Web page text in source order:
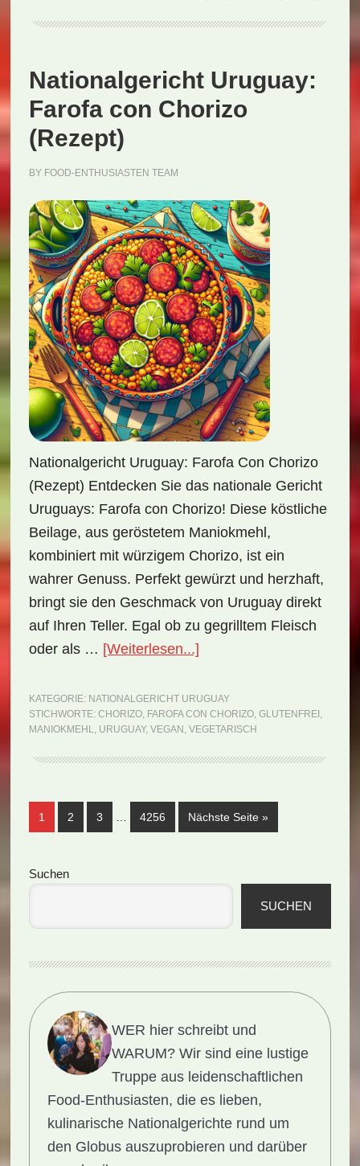
Nationalgericht Uruguay:
Farofa con Chorizo
(Rezept)
BY FOOD-ENTHUSIASTEN TEAM
Nationalgericht Uruguay: Farofa Con Chorizo
(Rezept) Entdecken Sie das nationale Gericht
Uruguays: Farofa con Chorizo! Diese köstliche
Beilage, aus geröstetem Maniokmehl,
kombiniert mit würzigem Chorizo, ist ein
wahrer Genuss. Perfekt gewürzt und herzhaft,
bringt sie den Geschmack von Uruguay direkt
auf Ihren Teller. Egal ob zu gegrilltem Fleisch
oder als … [Weiterlesen...]ÜberNationalgericht
Farofa
con
(Rezept)
KATEGORIE: NATIONALGERICHT URUGUAY
STICHWORTE: CHORIZO, FAROFA CON CHORIZO, GLUTENFREI ,
MANIOKMEHL, URUGUAY, VEGAN , VEGETARISCH
Seite
1 Seite
2 Seite
3 Seite
4256 Nächste Seite aufrufen
»
Seitenspalte
Suchen
SUCHEN
WER hier schreibt und
WARUM? Wir sind eine lustige
Truppe aus leidenschaftlichen
Food-Enthusiasten, die es lieben,
kulinarische Nationalgerichte rund um
den Globus auszuprobieren und darüber